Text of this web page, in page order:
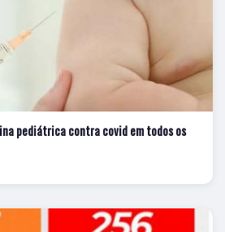
pediátrica contra covid em todos os